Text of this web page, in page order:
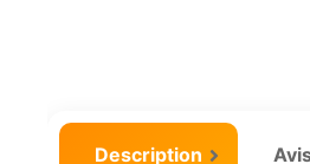
Description